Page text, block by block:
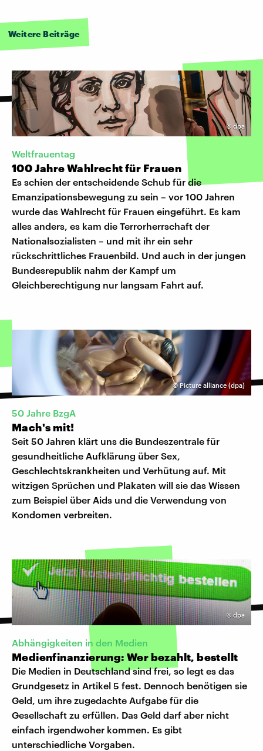
Weitere Beiträge
© dpa
Weltfrauentag
100 Jahre Wahlrecht für Frauen
Es schien der entscheidende Schub für die
Emanzipationsbewegung zu sein – vor 100 Jahren
wurde das Wahlrecht für Frauen eingeführt. Es kam
alles anders, es kam die Terrorherrschaft der
Nationalsozialisten – und mit ihr ein sehr
rückschrittliches Frauenbild. Und auch in der jungen
Bundesrepublik nahm der Kampf um
Gleichberechtigung nur langsam Fahrt auf.
© Picture alliance (dpa)
50 Jahre BzgA
Mach's mit!
Seit 50 Jahren klärt uns die Bundeszentrale für
gesundheitliche Aufklärung über Sex,
Geschlechtskrankheiten und Verhütung auf. Mit
witzigen Sprüchen und Plakaten will sie das Wissen
zum Beispiel über Aids und die Verwendung von
Kondomen verbreiten.
©dpa
Abhängigkeiten in den Medien
Medienfinanzierung: Wer bezahlt, bestellt
Die Medien in Deutschland sind frei, so legt es das
Grundgesetz in Artikel 5 fest. Dennoch benötigen sie
Geld, um ihre zugedachte Aufgabe für die
Gesellschaft zu erfüllen. Das Geld darf aber nicht
einfach irgendwoher kommen. Es gibt
unterschiedliche Vorgaben.